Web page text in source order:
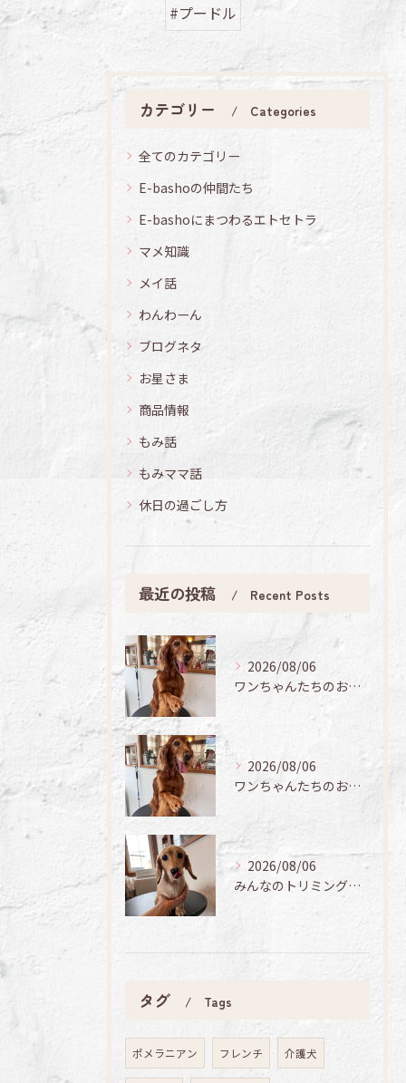
#プードル
カテゴリー Categories
全てのカテゴリー
E-bashoの仲間たち
E-bashoにまつわるエトセトラ
マメ知識
メイ話
わんわーん
ブログネタ
お星さま
商品情報
もみ話
もみママ話
休日の過ごし方
最近の投稿 Recent Posts
2026/08/06
ワンちゃんたちのお手入れ日記🐶✨
2026/08/06
ワンちゃんたちのお手入れ日記🐶✨
2026/08/06
みんなのトリミング日記🌟
タグ Tags
ポメラニアン フレンチ 介護犬